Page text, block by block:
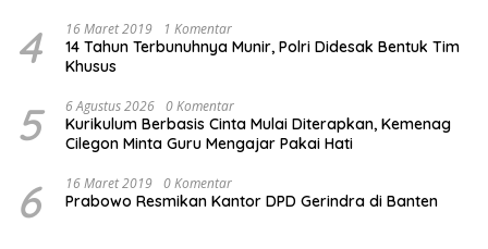
4 16 Maret 2019 1 Komentar
14 Tahun Terbunuhnya Munir, Polri Didesak Bentuk Tim
Khusus
5 6 Agustus 2026 0 Komentar
Kurikulum Berbasis Cinta Mulai Diterapkan, Kemenag
Cilegon Minta Guru Mengajar Pakai Hati
6 16 Maret 2019 0 Komentar
Prabowo Resmikan Kantor DPD Gerindra di Banten